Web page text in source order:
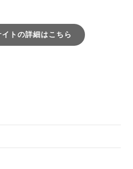
トの詳細はこちら